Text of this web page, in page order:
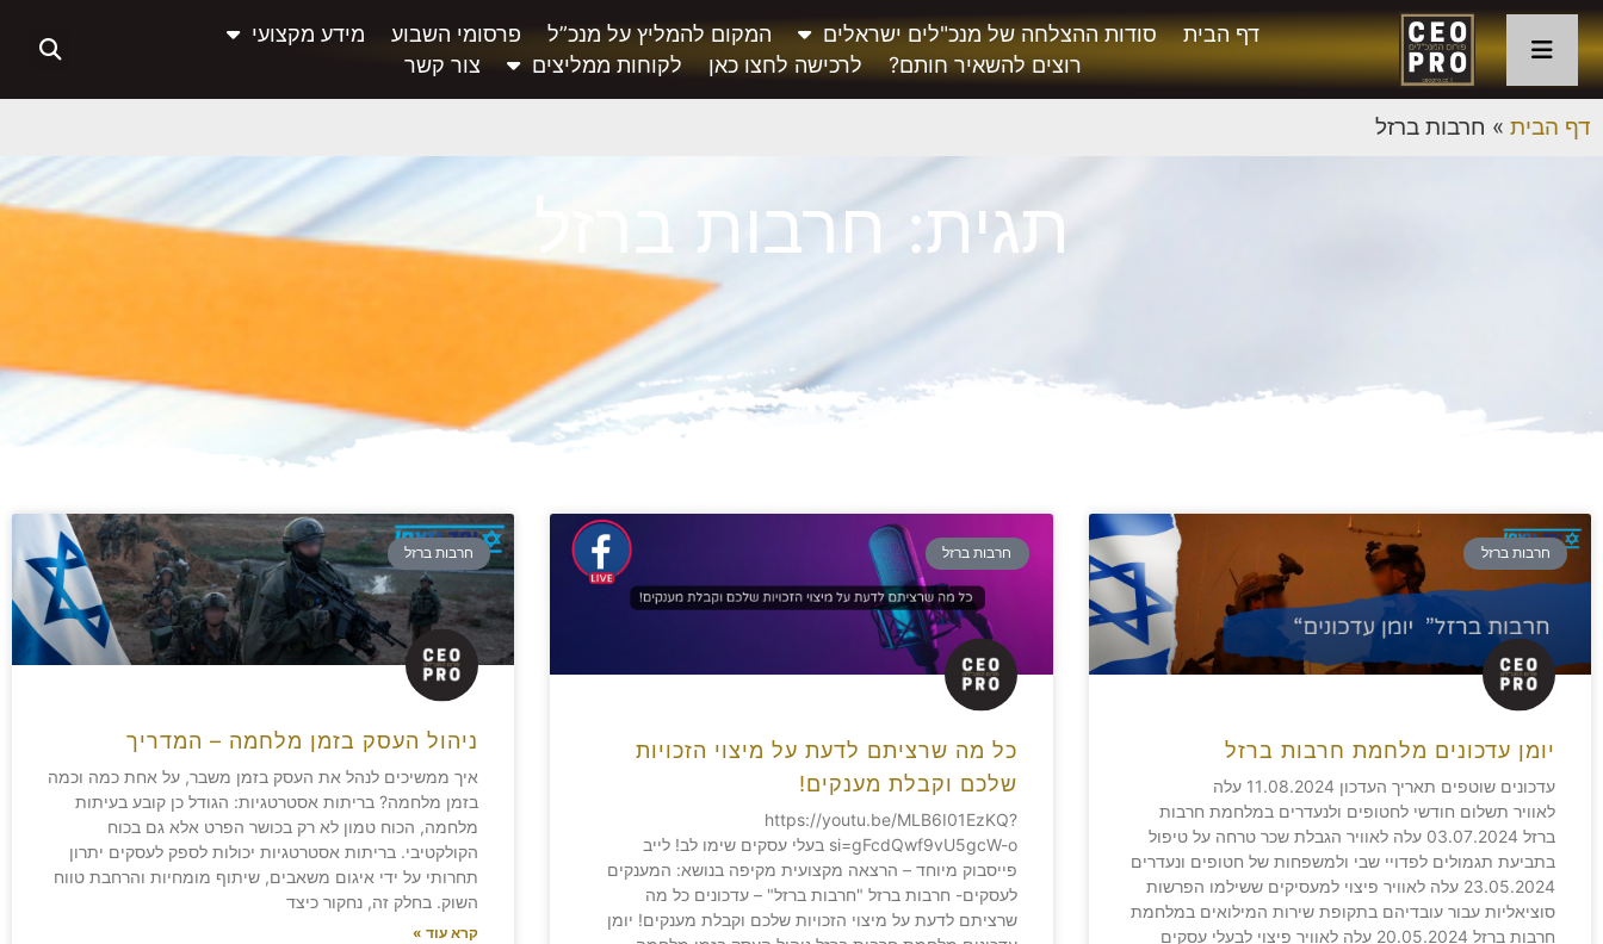
דף הבית סודות ההצלחה של מנכ"לים ישראלים המקום להמליץ על מנכ”ל פרסומי השבוע
מידע מקצועי
רוצים להשאיר חותם?
לרכישה לחצו כאן לקוחות ממליצים צור קשר
דף הבית » חרבות ברזל
תגית: חרבות ברזל
חרבות ברזל
יומן עדכונים מלחמת חרבות ברזל
עדכונים שוטפים תאריך העדכון 11.08.2024 עלה
לאוויר תשלום חודשי לחטופים ולנעדרים במלחמת חרבות
ברזל 03.07.2024 עלה לאוויר הגבלת שכר טרחה על טיפול
בתביעת תגמולים לפדויי שבי ולמשפחות של חטופים ונעדרים
23.05.2024 עלה לאוויר פיצוי למעסיקים ששילמו הפרשות
סוציאליות עבור עובדיהם בתקופת שירות המילואים במלחמת
חרבות ברזל 20.05.2024 עלה לאוויר פיצוי לבעלי עסקים
חרבות ברזל
כל מה שרציתם לדעת על מיצוי הזכויות
שלכם וקבלת מענקים!
https://youtu.be/MLB6I01EzKQ?
si=gFcdQwf9vU5gcW-o בעלי עסקים שימו לב! לייב
פייסבוק מיוחד – הרצאה מקצועית מקיפה בנושא: המענקים
לעסקים- חרבות ברזל "חרבות ברזל" – עדכונים כל מה
שרציתם לדעת על מיצוי הזכויות שלכם וקבלת מענקים! יומן
חרבות ברזל
ניהול העסק בזמן מלחמה – המדריך
איך ממשיכים לנהל את העסק בזמן משבר, על אחת כמה וכמה
בזמן מלחמה? בריתות אסטרטגיות: הגודל כן קובע בעיתות
מלחמה, הכוח טמון לא רק בכושר הפרט אלא גם בכוח
הקולקטיבי. בריתות אסטרטגיות יכולות לספק לעסקים יתרון
תחרותי על ידי איגום משאבים, שיתוף מומחיות והרחבת טווח
השוק. בחלק זה, נחקור כיצד
קרא עוד »